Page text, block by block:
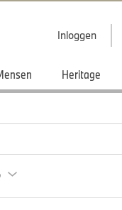
Inloggen
Heritage